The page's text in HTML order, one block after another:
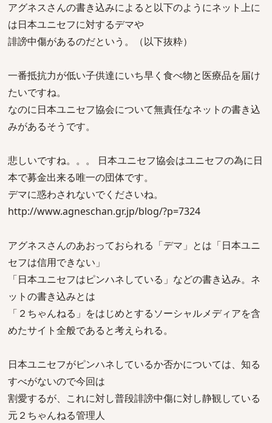
アグネスさんの書き込みによると以下のようにネット上に
は日本ユニセフに対するデマや
誹謗中傷があるのだという。（以下抜粋）
一番抵抗力が低い子供達にいち早く食べ物と医療品を届け
たいですね。
なのに日本ユニセフ協会について無責任なネットの書き込
みがあるそうです。
悲しいですね。。。 日本ユニセフ協会はユニセフの為に日
本で募金出来る唯一の団体です。
デマに惑わされないでくださいね。
http://www.agneschan.gr.jp/blog/?p=7324
アグネスさんのあおっておられる「デマ」とは「日本ユニ
セフは信用できない」
「日本ユニセフはピンハネしている」などの書き込み。ネ
ットの書き込みとは
「２ちゃんねる」をはじめとするソーシャルメディアを含
めたサイト全般であると考えられる。
日本ユニセフがピンハネしているか否かについては、知る
すべがないので今回は
割愛するが、これに対し普段誹謗中傷に対し静観している
元２ちゃんねる管理人